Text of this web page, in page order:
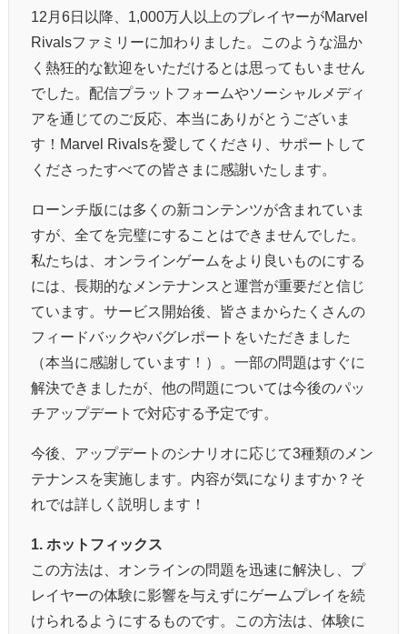
12月6日以降、1,000万人以上のプレイヤーがMarvel
Rivalsファミリーに加わりました。このような温か
く熱狂的な歓迎をいただけるとは思ってもいません
でした。配信プラットフォームやソーシャルメディ
アを通じてのご反応、本当にありがとうございま
す！Marvel Rivalsを愛してくださり、サポートして
くださったすべての皆さまに感謝いたします。
ローンチ版には多くの新コンテンツが含まれていま
すが、全てを完璧にすることはできませんでした。
私たちは、オンラインゲームをより良いものにする
には、長期的なメンテナンスと運営が重要だと信じ
ています。サービス開始後、皆さまからたくさんの
フィードバックやバグレポートをいただきました
（本当に感謝しています！）。一部の問題はすぐに
解決できましたが、他の問題については今後のパッ
チアップデートで対応する予定です。
今後、アップデートのシナリオに応じて3種類のメン
テナンスを実施します。内容が気になりますか？そ
れでは詳しく説明します！
1. ホットフィックス
この方法は、オンラインの問題を迅速に解決し、プ
レイヤーの体験に影響を与えずにゲームプレイを続
けられるようにするものです。この方法は、体験に